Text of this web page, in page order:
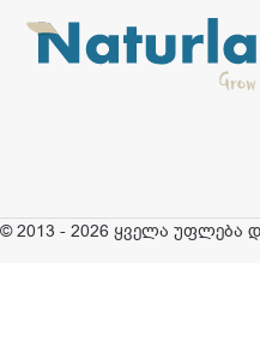
© 2013 - 2026 ყველა უფლება